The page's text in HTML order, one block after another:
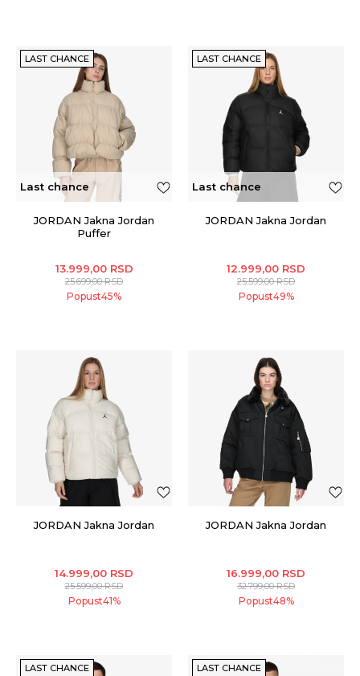
LAST CHANCE
Last chance
JORDAN Jakna Jordan
Puffer
13.999,00 RSD
25.699,00RSD
Popust45%
LAST CHANCE
Last chance
JORDAN Jakna Jordan
12.999,00 RSD
25.599,00RSD
Popust49%
JORDAN Jakna Jordan
14.999,00 RSD
25.599,00RSD
Popust41%
JORDAN Jakna Jordan
16.999,00 RSD
32.799,00RSD
Popust48%
LAST CHANCE LAST CHANCE